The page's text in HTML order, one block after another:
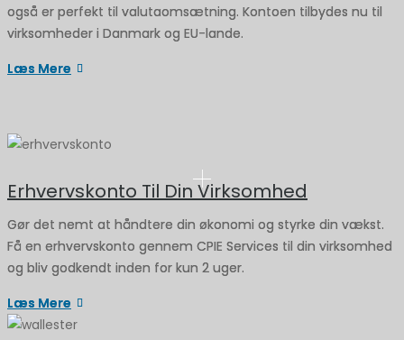
også er perfekt til valutaomsætning. Kontoen tilbydes nu til
virksomheder i Danmark og EU-lande.
Læs Mere
Erhvervskonto Til Din Virksomhed
Gør det nemt at håndtere din økonomi og styrke din vækst.
Få en erhvervskonto gennem CPIE Services til din virksomhed
og bliv godkendt inden for kun 2 uger.
Læs Mere